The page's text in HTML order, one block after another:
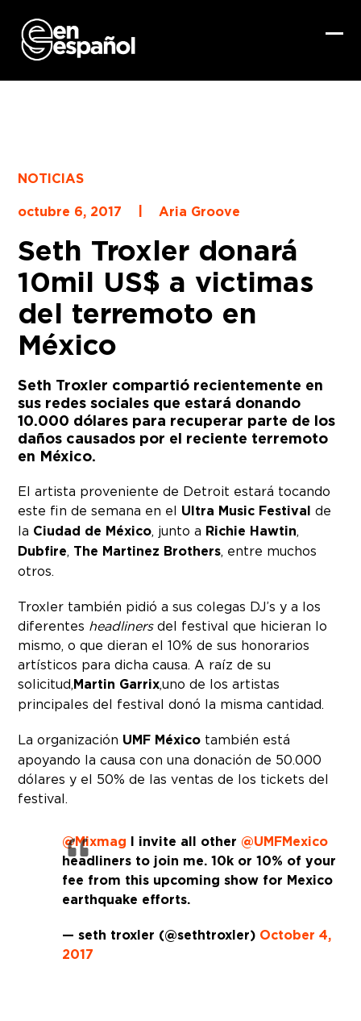
content
NOTICIAS
octubre 6, 2017
| Aria Groove
Seth Troxler donará
10mil US$ a victimas
del terremoto en
México
Seth Troxler compartió recientemente en
sus redes sociales que estará donando
10.000 dólares para recuperar parte de los
daños causados por el reciente terremoto
en México.
El artista proveniente de Detroit estará tocando
este fin de semana en el Ultra Music Festival de
la Ciudad de México, junto a Richie Hawtin,
Dubfire, The Martinez Brothers, entre muchos
otros.
Troxler también pidió a sus colegas DJ’s y a los
diferentes headlinersdel festival que hicieran lo
mismo, o que dieran el 10% de sus honorarios
artísticos para dicha causa. A raíz de su
solicitud,Martin Garrix,uno de los artistas
principales del festival donó la misma cantidad.
La organización UMF México también está
apoyando la causa con una donación de 50.000
dólares y el 50% de las ventas de los tickets del
festival.
@Mixmag I invite all other @UMFMexico
headliners to join me. 10k or 10% of your
fee from this upcoming show for Mexico
earthquake efforts.
— seth troxler (@sethtroxler) October 4,
2017